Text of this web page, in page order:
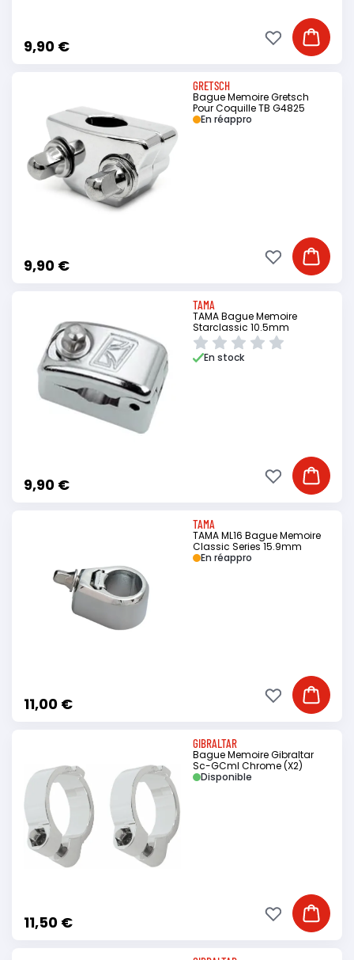
9,90 € Ajouter
Ajouter à ma
GRETSCH
Bague Memoire Gretsch
Pour Coquille TB G4825
9,90 €
En réappro
Ajouter
Ajouter à ma
TAMA
TAMA Bague Memoire
Starclassic 10.5mm
9,90 €
En stock
Ajouter
Ajouter à ma
TAMA
TAMA ML16 Bague Memoire
Classic Series 15.9mm
11,00 €
En réappro
Ajouter
Ajouter à ma
GIBRALTAR
Bague Memoire Gibraltar
Sc-GCml Chrome (X2)
11,50 €
Disponible
Ajouter
Ajouter à ma